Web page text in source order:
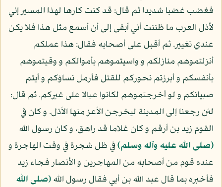
فغضب غضبا شديدا ثم قال: قد كنت كارها لهذا المسير إني
لأذل العرب ما ظننت أني أبقى إلى أن أسمع مثل هذا فلا يكن
عندي تغيير. ثم أقبل على أصحابه فقال: هذا عملكم
أنزلتموهم منازلكم و واسيتموهم بأموالكم و وقيتموهم
بأنفسكم و أبرزتم نحوركم للقتل فأرمل نساؤكم و أيتم
صبيانكم و لو أخرجتموهم لكانوا عيالا على غيركم. ثم قال:
لئن رجعنا إلى المدينة ليخرجن الأعز منها الأذل. و كان في
القوم زيد بن أرقم و كان غلاما قد راهق، و كان رسول الله
(صلى الله عليه وآله وسلم)في ظل شجرة في وقت الهاجرة و
عنده قوم من أصحابه من المهاجرين و الأنصار فجاء زيد
فأخبره بما قال عبد الله بن أبي فقال رسول الله(صلى الله